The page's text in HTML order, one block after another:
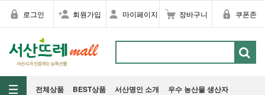
로그인 회원가입 마이페이지 장바구니 쿠폰존
전체상품 BEST상품 서산명인 소개 우수 농산물 생산자